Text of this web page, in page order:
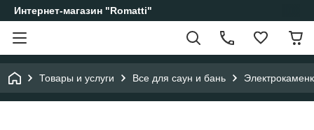
Интернет-магазин "Romatti"
Товары и услуги Все для саун и бань